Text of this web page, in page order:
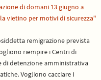
di domani 13 giugno a
vietino per motivi di sicurezza"
remigrazione prevista
riempire i Centri di
di detenzione amministrativa
Vogliono cacciare i